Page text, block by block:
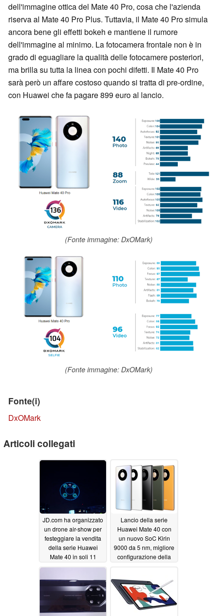
dell'immagine ottica del Mate 40 Pro, cosa che l'azienda
riserva al Mate 40 Pro Plus. Tuttavia, il Mate 40 Pro simula
ancora bene gli effetti bokeh e mantiene il rumore
dell'immagine al minimo. La fotocamera frontale non è in
grado di eguagliare la qualità delle fotocamere posteriori,
ma brilla su tutta la linea con pochi difetti. Il Mate 40 Pro
sarà però un affare costoso quando si tratta di pre-ordine,
con Huawei che fa pagare 899 euro al lancio.
(Fonte immagine: DxOMark)
(Fonte immagine: DxOMark)
Fonte(i)
DxOMark
Articoli collegati
JD.com ha organizzato
un drone air-show per
festeggiare la vendita
della serie Huawei
Mate 40 in soli 11
secondi11/03/2020
Lancio della serie
Huawei Mate 40 con
un nuovo SoC Kirin
9000 da 5 nm, migliore
configurazione della